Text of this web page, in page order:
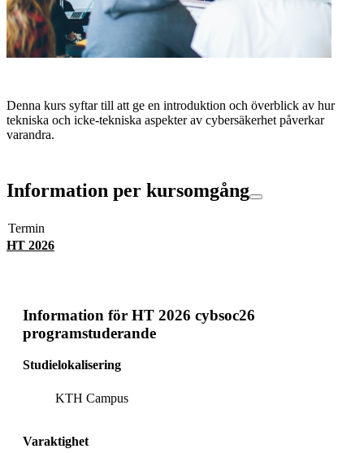
Denna kurs syftar till att ge en introduktion och överblick av hur
tekniska och icke-tekniska aspekter av cybersäkerhet påverkar
varandra.
Information per kursomgång
Termin
HT 2026
Information för HT 2026 cybsoc26
programstuderande
Studielokalisering
KTH Campus
Varaktighet